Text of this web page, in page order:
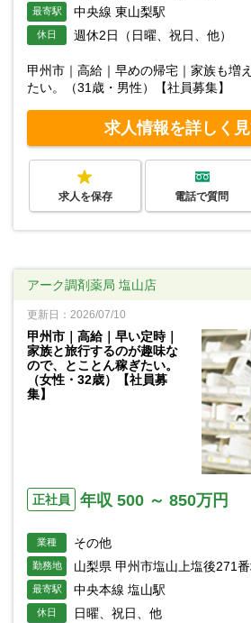
最寄駅 中央線 東山梨駅
休日 週休2日（日曜、祝日、他）
甲州市｜高給｜早めの帰宅｜家族も増
たい。（31歳・男性）【社員募集】
求人情報を詳しく
求人を保存 電話で質問
アーク調剤薬局 塩山店
更新日：2026/07/10
甲州市｜高給｜早い定時｜
家族と旅行するのが趣味な
ので、とことん稼ぎたい。
（女性・32歳）【社員募
集】
正社員 年収 500 ～ 850万円
業種 その他
勤務地 山梨県 甲州市塩山上塩後271
最寄駅 中央本線 塩山駅
休日 日曜、祝日、他